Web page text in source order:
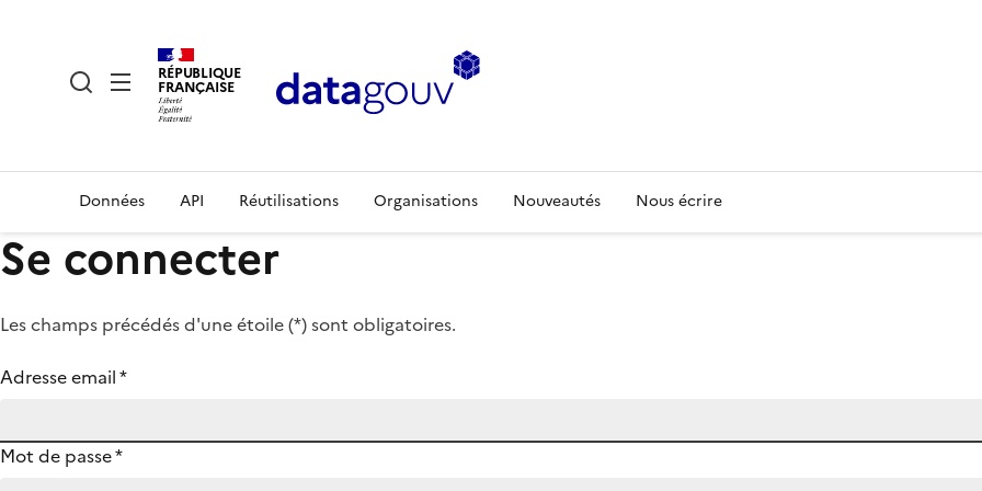
RÉPUBLIQUE
FRANÇAISE
Données API Réutilisations Organisations Nouveautés Nous écrire
Se connecter
Les champs précédés d'une étoile (*) sont obligatoires.
Adresse email*
Mot de passe*